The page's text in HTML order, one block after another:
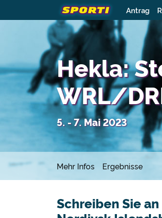
Antrag
Hekla:
WRL/
5. - 7. Mai 2023
Mehr Infos Ergebnisse
Schreiben Sie